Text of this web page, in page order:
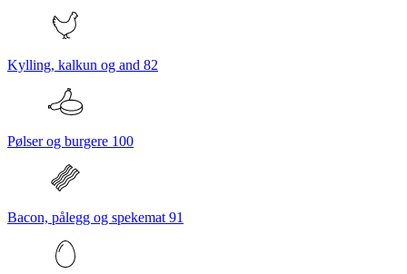
Kylling, kalkun og and 82
Pølser og burgere 100
Bacon, pålegg og spekemat 91